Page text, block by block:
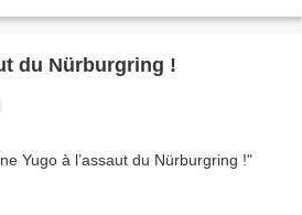
du Nürburgring !